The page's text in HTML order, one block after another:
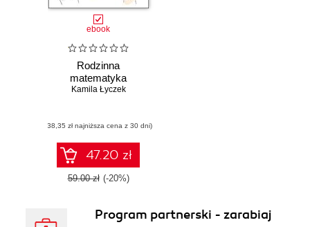
ebook
Rodzinna
matematyka
Kamila Łyczek
(38,35 zł najniższa cena z 30 dni)
47.20 zł
59.00 zł (-20%)
Program partnerski - zarabiaj